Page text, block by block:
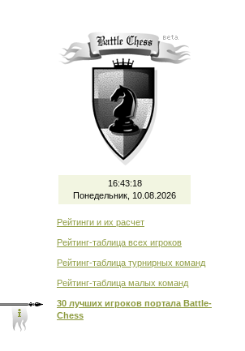
16:43:19
Понедельник, 10.08.2026
Рейтинги и их расчет
Рейтинг-таблица всех игроков
Рейтинг-таблица турнирных команд
Рейтинг-таблица малых команд
30 лучших игроков портала Battle-
Chess